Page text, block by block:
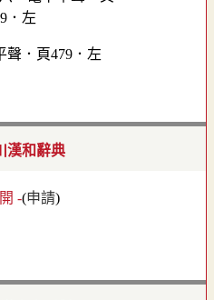
聲．頁479．左
漢和辭典
-(申請)